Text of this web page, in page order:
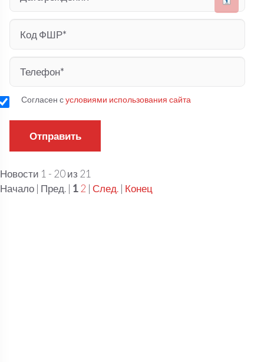
Согласен сусловиями использования сайта
Новости 1 - 20 из 21
Начало | Пред. | 1 2 | След. | Конец